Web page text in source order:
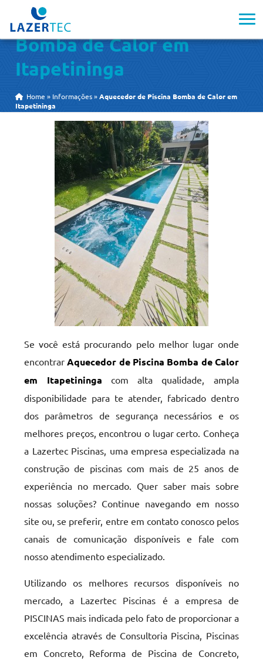
Aquecedor de Piscina
Bomba de Calor em
Itapetininga
Home » Informações »Aquecedor de Piscina Bomba de Calor em
Itapetininga
Se você está procurando pelo melhor lugar onde
encontrarAquecedor de Piscina Bomba de Calor
em Itapetininga com alta qualidade, ampla
disponibilidade para te atender, fabricado dentro
dos parâmetros de segurança necessários e os
melhores preços, encontrou o lugar certo. Conheça
a Lazertec Piscinas, uma empresa especializada na
construção de piscinas com mais de 25 anos de
experiência no mercado. Quer saber mais sobre
nossas soluções? Continue navegando em nosso
site ou, se preferir, entre em contato conosco pelos
canais de comunicação disponíveis e fale com
nosso atendimento especializado.
Utilizando os melhores recursos disponíveis no
mercado, a Lazertec Piscinas é a empresa de
PISCINAS mais indicada pelo fato de proporcionar a
excelência através de Consultoria Piscina, Piscinas
em Concreto, Reforma de Piscina de Concreto,